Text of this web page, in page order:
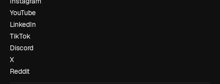
YouTube
LinkedIn
TikTok
Discord
X
Reddit